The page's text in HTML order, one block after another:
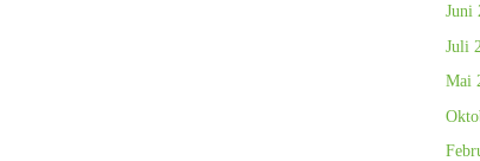
Juni
Juli
Mai